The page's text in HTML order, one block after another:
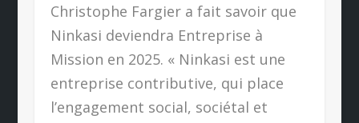
Christophe Fargier a fait savoir que
Ninkasi deviendra Entreprise à
Mission en 2025. « Ninkasi est une
entreprise contributive, qui place
l’engagement social, sociétal et